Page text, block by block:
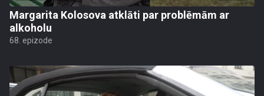
Margarita Kolosova atklāti par problēmām ar
alkoholu
68. epizode